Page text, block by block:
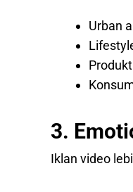
Urban
3.
Iklan video